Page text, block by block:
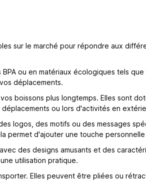
sur le marché pour répondre aux
ou en matériaux écologiques tels
déplacements.
boissons plus longtemps. Elles sont
ou lors d'activités en
logos, des motifs ou des messages
permet d'ajouter une touche
des designs amusants et des
utilisation pratique.
Elles peuvent être pliées ou